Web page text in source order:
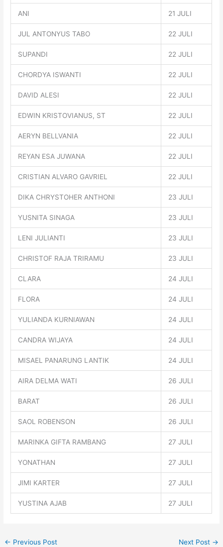
ANI 21 JULI
JUL ANTONYUS TABO 22 JULI
SUPANDI 22 JULI
CHORDYA ISWANTI 22 JULI
DAVID ALESI 22 JULI
EDWIN KRISTOVIANUS, ST 22 JULI
AERYN BELLVANIA 22 JULI
REYAN ESA JUWANA 22 JULI
CRISTIAN ALVARO GAVRIEL 22 JULI
DIKA CHRYSTOHER ANTHONI 23 JULI
YUSNITA SINAGA 23 JULI
LENI JULIANTI 23 JULI
CHRISTOF RAJA TRIRAMU 23 JULI
CLARA 24 JULI
FLORA 24 JULI
YULIANDA KURNIAWAN 24 JULI
CANDRA WIJAYA 24 JULI
MISAEL PANARUNG LANTIK 24 JULI
AIRA DELMA WATI 26 JULI
BARAT 26 JULI
SAOL ROBENSON 26 JULI
MARINKA GIFTA RAMBANG 27 JULI
YONATHAN 27 JULI
JIMI KARTER 27 JULI
YUSTINA AJAB 27 JULI
← Previous Post Next Post →